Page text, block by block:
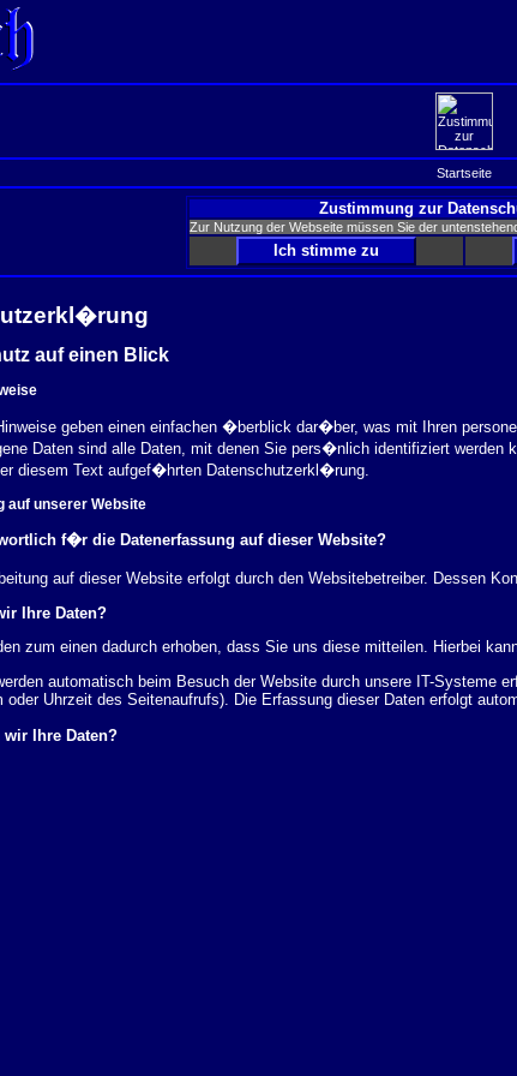
Startseite
Zustimmung zur
Zur Nutzung der Webseite müssen Sie der
auf einen Blick
geben einen einfachen �berblick dar�ber, was mit Ihren
Daten sind alle Daten, mit denen Sie pers�nlich identifiziert
diesem Text aufgef�hrten Datenschutzerkl�rung.
auf unserer Website
f�r die Datenerfassung auf dieser Website?
auf dieser Website erfolgt durch den Websitebetreiber. Dessen
Ihre Daten?
zum einen dadurch erhoben, dass Sie uns diese mitteilen. Hierbei
automatisch beim Besuch der Website durch unsere IT-Systeme
oder Uhrzeit des Seitenaufrufs). Die Erfassung dieser Daten erfolgt
Ihre Daten?